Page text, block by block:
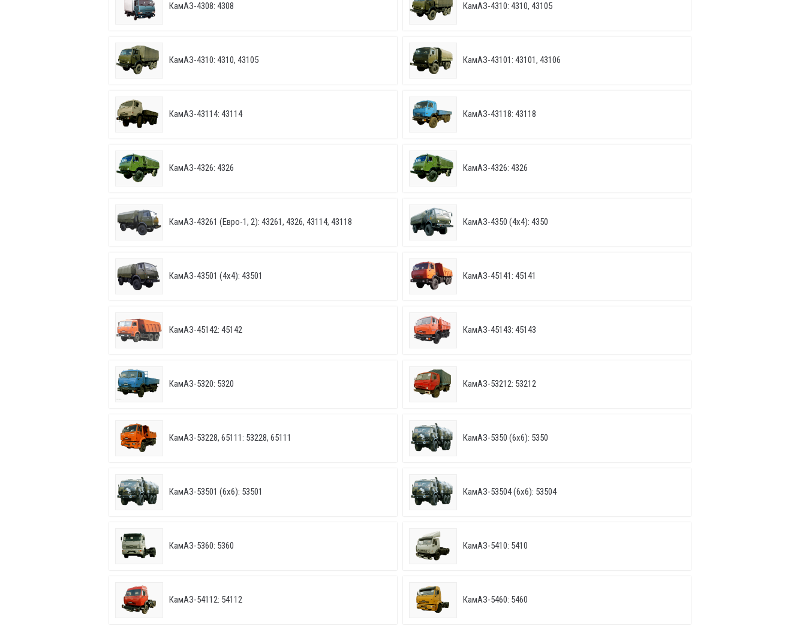
КамАЗ-4308: 4308 КамАЗ-4310: 4310, 43105
КамАЗ-4310: 4310, 43105 КамАЗ-43101: 43101, 43106
КамАЗ-43114: 43114 КамАЗ-43118: 43118
КамАЗ-4326: 4326 КамАЗ-4326: 4326
КамАЗ-43261 (Евро-1, 2): 43261, 4326, 43114, 43118 КамАЗ-4350 (4х4): 4350
КамАЗ-43501 (4х4): 43501 КамАЗ-45141: 45141
КамАЗ-45142: 45142 КамАЗ-45143: 45143
КамАЗ-5320: 5320 КамАЗ-53212: 53212
КамАЗ-53228, 65111: 53228, 65111 КамАЗ-5350 (6х6): 5350
КамАЗ-53501 (6х6): 53501 КамАЗ-53504 (6х6): 53504
КамАЗ-5360: 5360 КамАЗ-5410: 5410
КамАЗ-54112: 54112 КамАЗ-5460: 5460